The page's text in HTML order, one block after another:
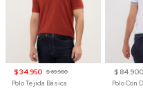
$ 34.950 $ 69.900
Polo Tejida Básica
$ 84.900